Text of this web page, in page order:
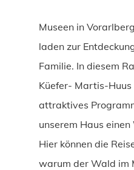
Museen in
laden zur
Familie. In diesem
Küefer- Martis-
attraktives
unserem Haus
Hier können die
warum der Wald im